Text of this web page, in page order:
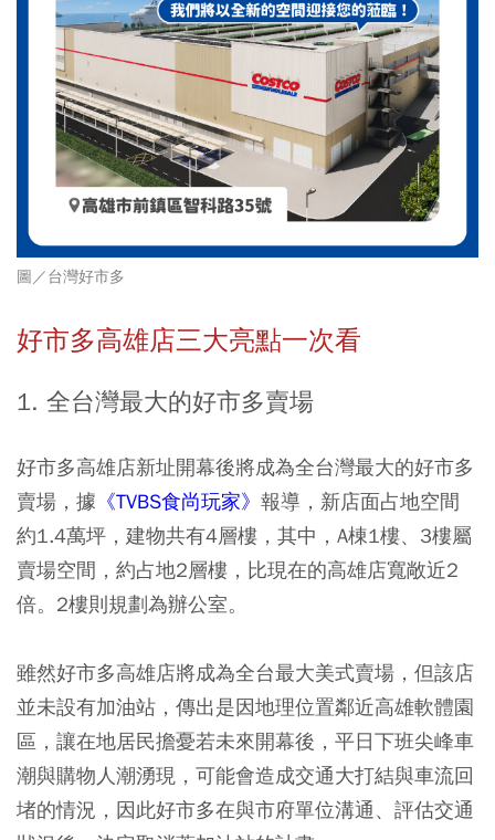
圖／台灣好市多
好市多高雄店三大亮點一次看
1. 全台灣最大的好市多賣場
好市多高雄店新址開幕後將成為全台灣最大的好市多
賣場，據 《TVBS食尚玩家》 報導，新店面占地空間
約1.4萬坪，建物共有4層樓，其中， A棟1樓、3樓屬
賣場空間，約占地2層樓，比現在的高雄店寬敞近2
倍。 2樓則規劃為辦公室。
雖然好市多高雄店將成為全台最大美式賣場，但該店
並未設有加油站 ，傳出是因地理位置鄰近高雄軟體園
區，讓在地居民擔憂若未來開幕後，平日下班尖峰車
潮與購物人潮湧現，可能會造成交通大打結與車流回
堵的情況，因此好市多在與市府單位溝通、評估交通